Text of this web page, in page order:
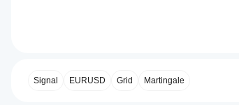
ich
Signal EURUSD Grid Martingale